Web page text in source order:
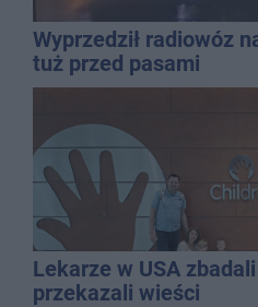
Wyprzedził radiowóz
tuż przed pasami
Lekarze w USA
przekazali wieści